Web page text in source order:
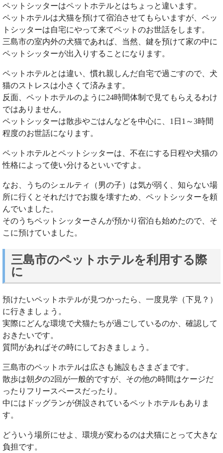
ペットシッターはペットホテルとはちょっと違います。
ペットホテルは犬猫を預けて宿泊させてもらいますが、ペッ
トシッターは自宅にやって来てペットのお世話をします。
三島市の室内外の犬猫であれば、当然、鍵を預けて家の中に
ペットシッターが出入りすることになります。
ペットホテルとは違い、慣れ親しんだ自宅で過ごすので、犬
猫のストレスは小さくて済みます。
反面、ペットホテルのように24時間体制で見てもらえるわけ
ではありません。
ペットシッターは散歩やごはんなどを中心に、1日1～3時間
程度のお世話になります。
ペットホテルとペットシッターは、不在にする日程や犬猫の
性格によって使い分けるといいですよ。
なお、うちのシェルティ（男の子）は気が弱く、知らない場
所に行くとそれだけでお腹を壊すため、ペットシッターを頼
んでいました。
そのうちペットシッターさんが預かり宿泊も始めたので、そ
こに預けていました。
三島市のペットホテルを利用する際
に
預けたいペットホテルが見つかったら、一度見学（下見？）
に行きましょう。
実際にどんな環境で犬猫たちが過ごしているのか、確認して
おきたいです。
質問があればその時にしておきましょう。
三島市のペットホテルは広さも施設もさまざまです。
散歩は朝夕の2回が一般的ですが、その他の時間はケージだ
ったりフリースペースだったり。
中にはドッグランが併設されているペットホテルもありま
す。
どういう場所にせよ、環境が変わるのは犬猫にとって大きな
負担です。